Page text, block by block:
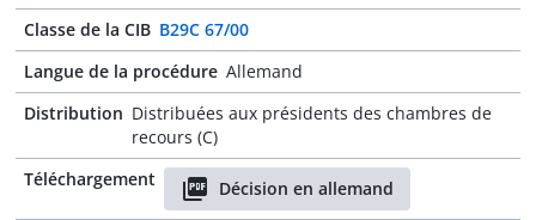
Classe de la CIB B29C 67/00
Langue de la procédure Allemand
Distribution Distribuées aux présidents des chambres de
recours (C)
Téléchargement
Décision en allemand